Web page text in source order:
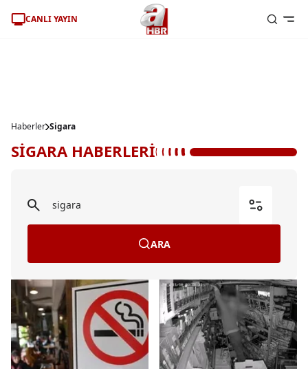
CANLI YAYIN
Haberler Sigara
SİGARA HABERLERİ
ARA